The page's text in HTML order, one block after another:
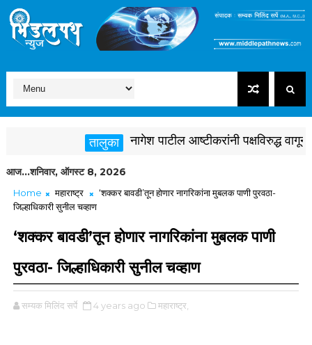
तालुका नागेश पाटील आष्टीकरांनी पक्षविरुद्ध वागून
आज...शनिवार, ऑगस्ट 8, 2026
Home महाराष्ट्र
‘शक्कर बावडी’तून होणार नागरिकांना मुबलक पाणी पुरवठा-
जिल्हाधिकारी सुनील चव्हाण
‘शक्कर बावडी’तून होणार नागरिकांना मुबलक पाणी
पुरवठा- जिल्हाधिकारी सुनील चव्हाण
सम्यक मिलिंद सर्पे 4 years ago महाराष्ट्र,